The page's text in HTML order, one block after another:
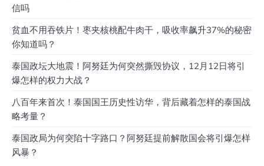
信吗
贫血不用吞铁片！枣夹核桃配牛肉干，吸收率飙升37%的秘密
你知道吗？
泰国政坛大地震！阿努廷为何突然撕毁协议，12月12日将引
爆怎样的权力大战？
八百年来首次！泰国国王历史性访华，背后藏着怎样的泰国战
略考量？
泰国政局为何突陷十字路口？阿努廷提前解散国会将引爆怎样
风暴？